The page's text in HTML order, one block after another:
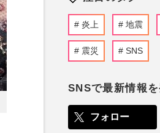
炎上 地震
震災 SNS
SNSで最新情報を
フォロー